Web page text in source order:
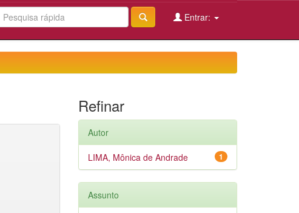
Entrar:
Refinar
Autor
1
LIMA, Mônica de Andrade
Assunto